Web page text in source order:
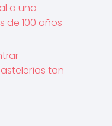
a una
de 100 años
tan